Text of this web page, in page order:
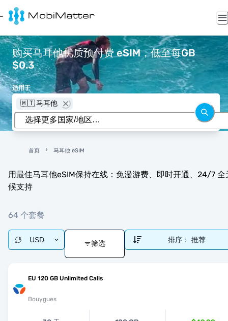
购买马耳他优质预付费 eSIM，低至每GB
$0.3
适用于
🇲🇹 马耳他
首页 马耳他 eSIM
用最佳马耳他eSIM保持在线：免漫游费、即时开通、24/7 全
候支持
64 个套餐
USD 筛选 排序： 推荐
EU 120 GB Unlimited Calls
Bouygues